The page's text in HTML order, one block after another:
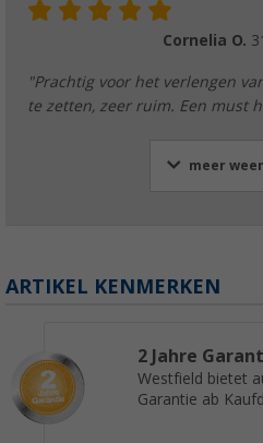
Cornelia O.
"Prachtig voor het verlengen
te zetten, zeer ruim. Een must
meer
ARTIKEL KENMERKEN
2 Jahre
Westfield bietet
Garantie ab